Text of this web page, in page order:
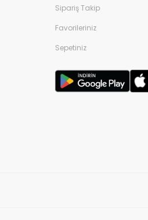
Sipariş Takip
Favorileriniz
Sepetiniz